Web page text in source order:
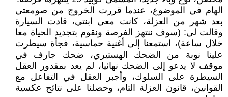
الهام في الموضوع، عندما قررت الخروج من صومعتي
بعد شهر من العزلة، كانت معي ابنتي، قادت السيارة
وقالت لي: (سوف ننتهز الفرصة ونقوم بتجديد الحياة معا
خلال ساعة)، استمعنا إلى أغنية حماسية، فجأة سيطرت
علينا نوبة من الضحك الهستيري، ضحك جارف في
موقف لا يدعو إلى الضحك نهائيا، لم يعد بمقدور العقل
السيطرة على السلوك، وأجبر العقل في التفاعل مع
القوانين، قانون العزلة التام، وحصلنا على نتائح عكسية